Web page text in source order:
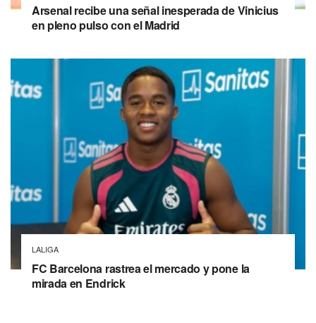
Arsenal recibe una señal inesperada de Vinicius
en pleno pulso con el Madrid
LALIGA
FC Barcelona rastrea el mercado y pone la
mirada en Endrick